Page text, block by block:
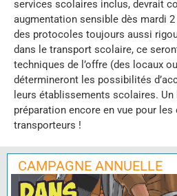
services scolaires inclus, devrait
augmentation sensible dès mardi
des protocoles toujours aussi
dans le transport scolaire, ce
techniques de l’offre (des locaux
détermineront les possibilités
leurs établissements scolaires. Un
préparation encore en vue pour
transporteurs !
CAMPAGNE ANNUELLE